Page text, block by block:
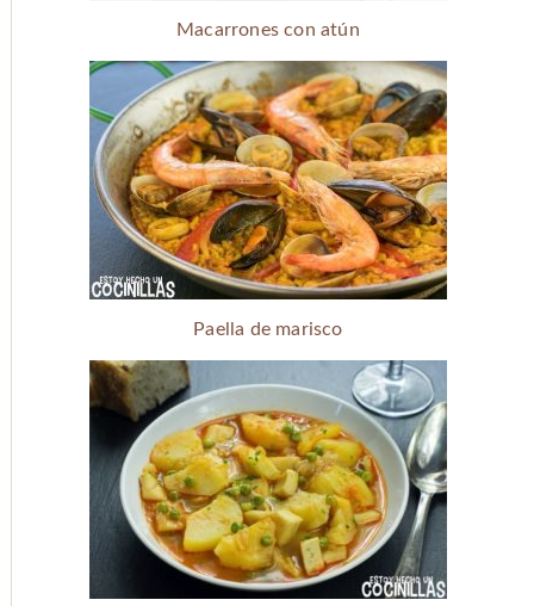
Macarrones con atún
Paella de marisco